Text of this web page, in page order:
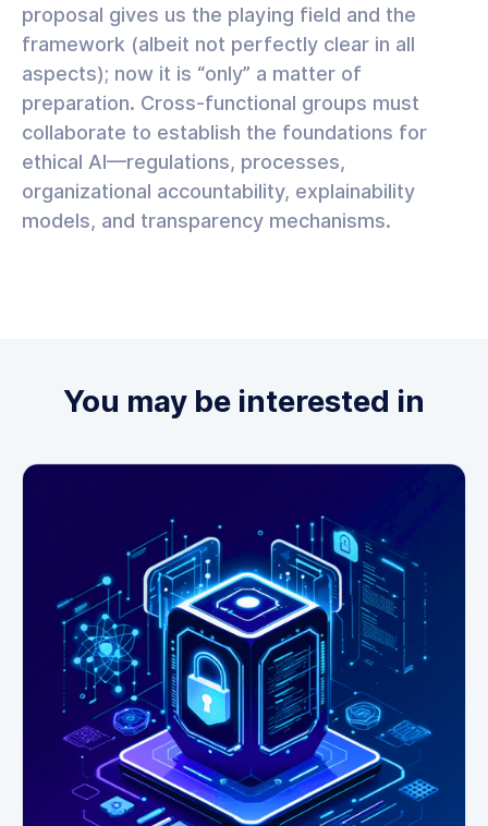
proposal gives us the playing field and the
framework (albeit not perfectly clear in all
aspects); now it is “only” a matter of
preparation. Cross-functional groups must
collaborate to establish the foundations for
ethical AI—regulations, processes,
organizational accountability, explainability
models, and transparency mechanisms.
You may be interested in